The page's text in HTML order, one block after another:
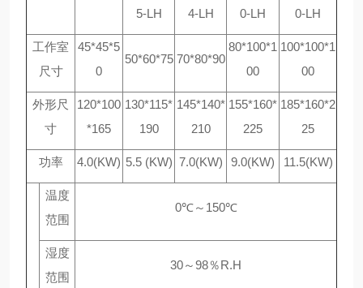
5-LH
4-LH
0-LH
0-LH
工作室
尺寸
45*45*5
0
50*60*75 70*80*90
80*100*1
00
100*100*1
00
外形尺
寸
120*100
*165
130*115*
190
145*140*
210
155*160*
225
185*160*2
25
功率 4.0(KW) 5.5 (KW) 7.0(KW) 9.0(KW) 11.5(KW)
温度
范围
0℃～150℃
湿度
范围
30～98％R.H